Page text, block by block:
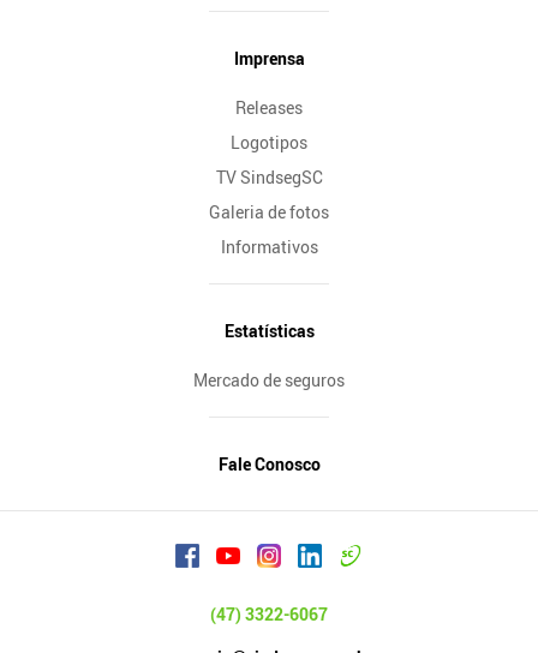
Imprensa
Releases
Logotipos
TV SindsegSC
Galeria de fotos
Informativos
Estatísticas
Mercado de seguros
Fale Conosco
(47) 3322-6067